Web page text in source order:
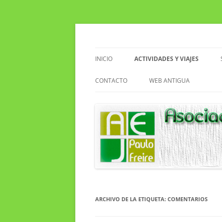
Saltar
INICIO ACTIVIDADES Y VIAJES
VIAJES
EXCURSIONES
SENDERISMO
CLUB DE LECTURA
CONTACTO WEB ANTIGUA
ARCHIVO DE LA ETIQUETA: COMENTARIOS